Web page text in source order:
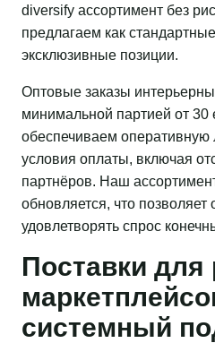
diversify ассортимент без
предлагаем как
эксклюзивные позиции.
Оптовые заказы
минимальной партией от
обеспечиваем оперативную
условия оплаты, включая
партнёров. Наш
обновляется, что позволяет
удовлетворять спрос
Поставки
системный